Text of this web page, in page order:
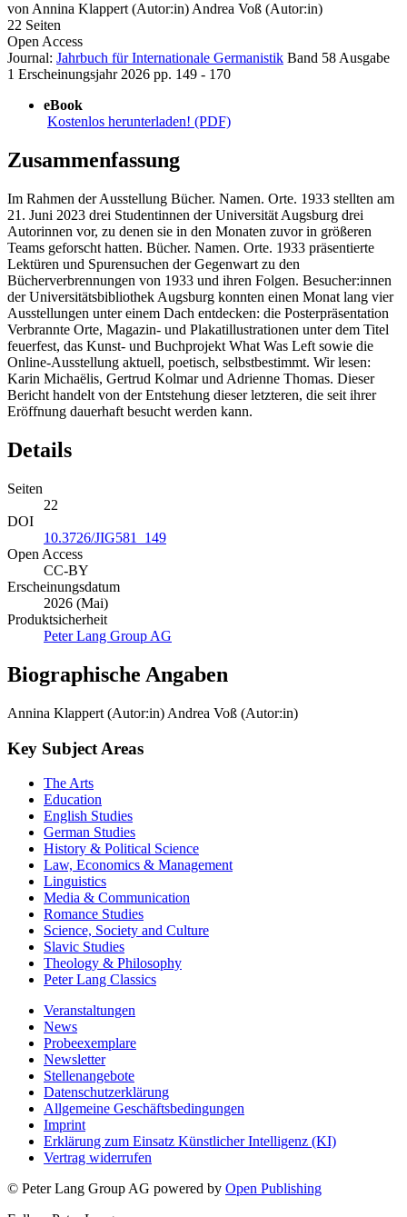
vonAnnina Klappert (Autor:in)Andrea Voß (Autor:in)
22 Seiten
Open Access
Journal: Jahrbuch für Internationale Germanistik Band 58Ausgabe
1 Erscheinungsjahr 2026 pp. 149 - 170
eBook
Kostenlos herunterladen! (PDF)
Zusammenfassung
Im Rahmen der Ausstellung Bücher. Namen. Orte. 1933 stellten am
21. Juni 2023 drei Studentinnen der Universität Augsburg drei
Autorinnen vor, zu denen sie in den Monaten zuvor in größeren
Teams geforscht hatten. Bücher. Namen. Orte. 1933 präsentierte
Lektüren und Spurensuchen der Gegenwart zu den
Bücherverbrennungen von 1933 und ihren Folgen. Besucher:innen
der Universitätsbibliothek Augsburg konnten einen Monat lang vier
Ausstellungen unter einem Dach entdecken: die Posterpräsentation
Verbrannte Orte, Magazin- und Plakatillustrationen unter dem Titel
feuerfest, das Kunst- und Buchprojekt What Was Left sowie die
Online-Ausstellung aktuell, poetisch, selbstbestimmt. Wir lesen:
Karin Michaëlis, Gertrud Kolmar und Adrienne Thomas. Dieser
Bericht handelt von der Entstehung dieser letzteren, die seit ihrer
Eröffnung dauerhaft besucht werden kann.
Details
Seiten
22
DOI
10.3726/JIG581_149
Open Access
CC-BY
Erscheinungsdatum
2026 (Mai)
Produktsicherheit
Peter Lang Group AG
Biographische Angaben
Annina Klappert (Autor:in) Andrea Voß (Autor:in)
Key Subject Areas
The Arts
Education
English Studies
German Studies
History & Political Science
Law, Economics & Management
Linguistics
Media & Communication
Romance Studies
Science, Society and Culture
Slavic Studies
Theology & Philosophy
Peter Lang Classics
Veranstaltungen
News
Probeexemplare
Newsletter
Stellenangebote
Datenschutzerklärung
Allgemeine Geschäftsbedingungen
Imprint
Erklärung zum Einsatz Künstlicher Intelligenz (KI)
Vertrag widerrufen
© Peter Lang Group AG powered by Open Publishing